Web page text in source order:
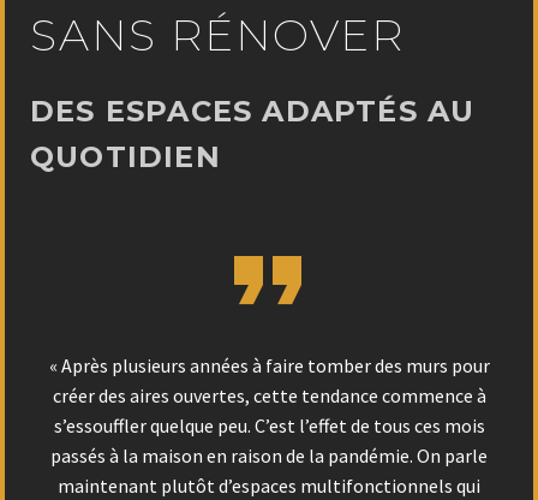
SANS RÉNOVER
DES ESPACES ADAPTÉS AU
QUOTIDIEN


« Après plusieurs années à faire tomber des murs pour
créer des aires ouvertes, cette tendance commence à
s’essouffler quelque peu. C’est l’effet de tous ces mois
passés à la maison en raison de la pandémie. On parle
maintenant plutôt d’espaces multifonctionnels qui